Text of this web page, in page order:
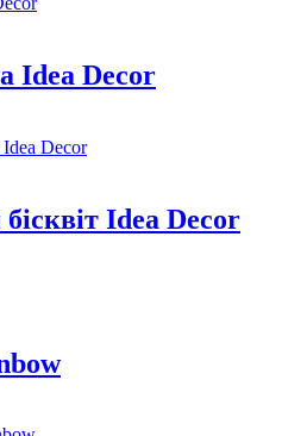
Idea Decor
Idea Decor